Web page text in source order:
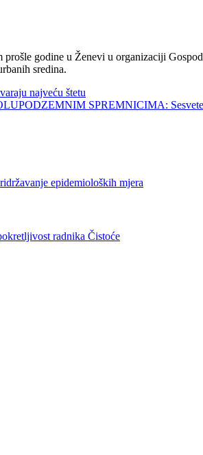
godine u Ženevi u organizaciji
sredina.
najveću štetu
SPREMNICIMA: Sesvete
epidemioloških mjera
radnika Čistoće